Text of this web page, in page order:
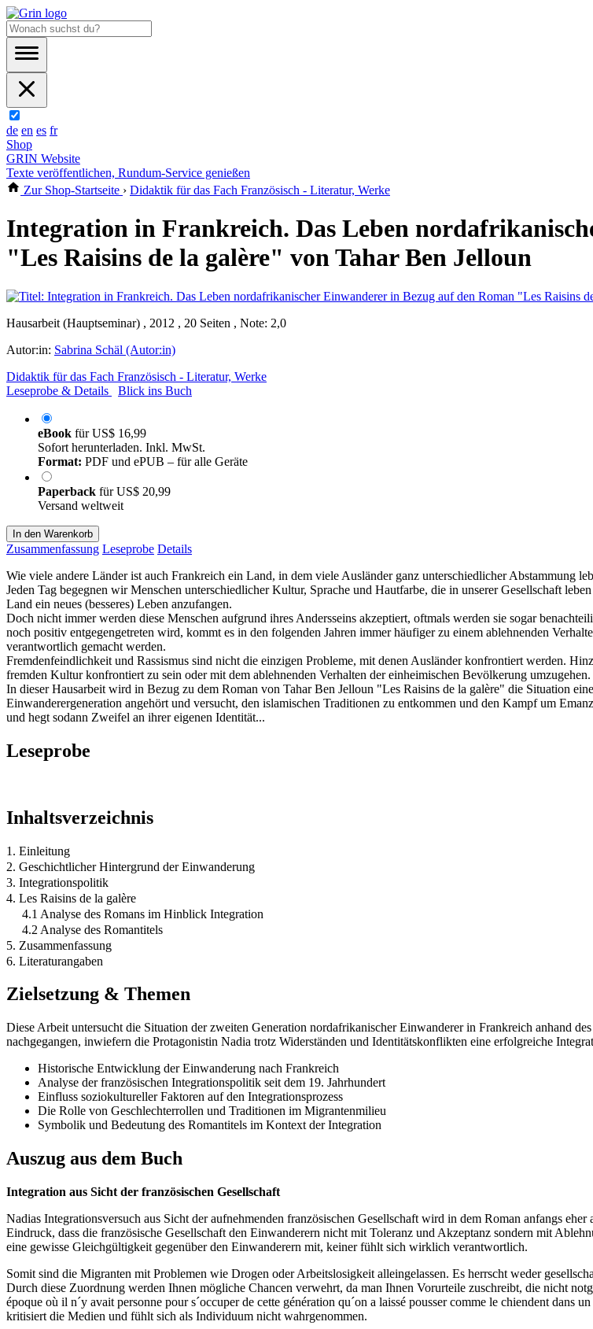
de en es fr
Shop
GRIN Website
Texte veröffentlichen, Rundum-Service genießen
Zur Shop-Startseite › Didaktik für das Fach Französisch - Literatur, Werke
Integration in Frankreich. Das Leben
"Les Raisins de la galère" von Tahar Ben Jelloun
Hausarbeit (Hauptseminar) , 2012 , 20 Seiten , Note: 2,0
Autor:in: Sabrina Schäl (Autor:in)
Didaktik für das Fach Französisch - Literatur, Werke
Leseprobe & Details
Blick ins Buch
eBook fürUS$ 16,99
Sofort herunterladen. Inkl. MwSt.
Format: PDF und ePUB – für alle Geräte
Paperback fürUS$ 20,99
Versand weltweit
In den Warenkorb
Zusammenfassung Leseprobe Details
Wie viele andere Länder ist auch Frankreich ein Land, in dem viele Ausländer ganz unterschiedlicher Abstammung
Jeden Tag begegnen wir Menschen unterschiedlicher Kultur, Sprache und Hautfarbe, die in unserer Gesellschaft
Land ein neues (besseres) Leben anzufangen.
Doch nicht immer werden diese Menschen aufgrund ihres Andersseins akzeptiert, oftmals werden sie sogar
noch positiv entgegengetreten wird, kommt es in den folgenden Jahren immer häufiger zu einem ablehnenden
verantwortlich gemacht werden.
Fremdenfeindlichkeit und Rassismus sind nicht die einzigen Probleme, mit denen Ausländer konfrontiert werden.
fremden Kultur konfrontiert zu sein oder mit dem ablehnenden Verhalten der einheimischen Bevölkerung umzugehen.
In dieser Hausarbeit wird in Bezug zu dem Roman von Tahar Ben Jelloun "Les Raisins de la galère" die Situation
Einwanderergeneration angehört und versucht, den islamischen Traditionen zu entkommen und den Kampf um
und hegt sodann Zweifel an ihrer eigenen Identität...
Leseprobe
Inhaltsverzeichnis
1. Einleitung
2. Geschichtlicher Hintergrund der Einwanderung
3. Integrationspolitik
4. Les Raisins de la galère
4.1 Analyse des Romans im Hinblick Integration
4.2 Analyse des Romantitels
5. Zusammenfassung
6. Literaturangaben
Zielsetzung & Themen
Diese Arbeit untersucht die Situation der zweiten Generation nordafrikanischer Einwanderer in Frankreich anhand
nachgegangen, inwiefern die Protagonistin Nadia trotz Widerständen und Identitätskonflikten eine erfolgreiche
Historische Entwicklung der Einwanderung nach Frankreich
Analyse der französischen Integrationspolitik seit dem 19. Jahrhundert
Einfluss soziokultureller Faktoren auf den Integrationsprozess
Die Rolle von Geschlechterrollen und Traditionen im Migrantenmilieu
Symbolik und Bedeutung des Romantitels im Kontext der Integration
Auszug aus dem Buch
Integration aus Sicht der französischen Gesellschaft
Nadias Integrationsversuch aus Sicht der aufnehmenden französischen Gesellschaft wird in dem Roman anfangs
Eindruck, dass die französische Gesellschaft den Einwanderern nicht mit Toleranz und Akzeptanz sondern mit
eine gewisse Gleichgültigkeit gegenüber den Einwanderern mit, keiner fühlt sich wirklich verantwortlich.
Somit sind die Migranten mit Problemen wie Drogen oder Arbeitslosigkeit alleingelassen. Es herrscht weder
Durch diese Zuordnung werden Ihnen mögliche Chancen verwehrt, da man Ihnen Vorurteile zuschreibt, die nicht
époque où il n´y avait personne pour s´occuper de cette génération qu´on a laissé pousser comme le chiendent
kritisiert die Medien und fühlt sich als Individuum nicht wahrgenommen.